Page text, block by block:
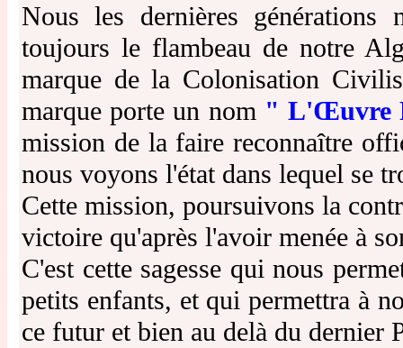
Nous les dernières
toujours le flambeau de notre
marque de la Colonisation
marque porte un nom " L'Œuvre
mission de la faire reconnaître
nous voyons l'état dans lequel se
Cette mission, poursuivons la
victoire qu'après l'avoir menée à
C'est cette sagesse qui nous
petits enfants, et qui permettra à
ce futur et bien au delà du dernier